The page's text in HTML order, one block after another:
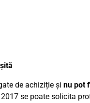
de achiziție și nu pot
se poate solicita